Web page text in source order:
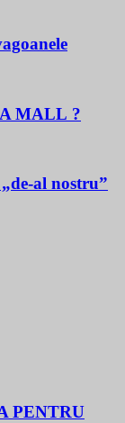
MALL ?
al nostru”
PENTRU